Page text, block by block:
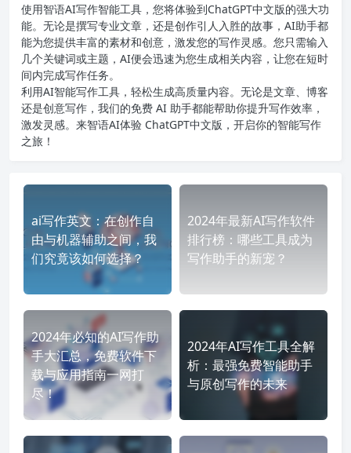
使用智语AI写作智能工具，您将体验到ChatGPT中文版的强大功
能。无论是撰写专业文章，还是创作引人入胜的故事，AI助手都
能为您提供丰富的素材和创意，激发您的写作灵感。您只需输入
几个关键词或主题，AI便会迅速为您生成相关内容，让您在短时
间内完成写作任务。
利用AI智能写作工具，轻松生成高质量内容。无论是文章、博客
还是创意写作，我们的免费 AI 助手都能帮助你提升写作效率，
激发灵感。来智语AI体验 ChatGPT中文版 ，开启你的智能写作
之旅！
ai写作英文：在创作自
由与机器辅助之间，我
们究竟该如何选择？
2024年最新AI写作软件
排行榜：哪些工具成为
写作助手的新宠？
2024年必知的AI写作助
手大汇总，免费软件下
载与应用指南一网打
尽！
2024年AI写作工具全解
析：最强免费智能助手
与原创写作的未来